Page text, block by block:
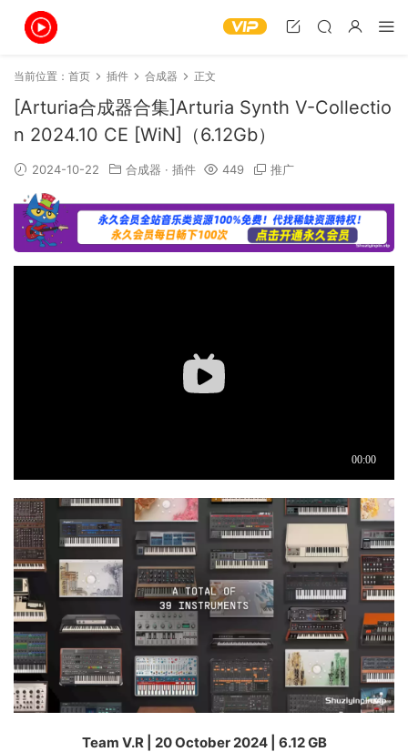
当前位置： 首页 插件 合成器 正文
[Arturia合成器合集]Arturia Synth V-Collectio
n 2024.10 CE [WiN]（6.12Gb）
2024-10-22 合成器 · 插件 449 推广
Team V.R | 20 October 2024 | 6.12 GB